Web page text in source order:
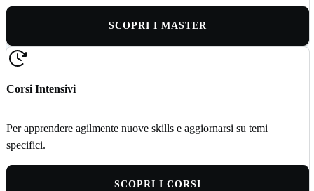
SCOPRI I MASTER
Corsi Intensivi
Per apprendere agilmente nuove skills e aggiornarsi su temi
specifici.
SCOPRI I CORSI